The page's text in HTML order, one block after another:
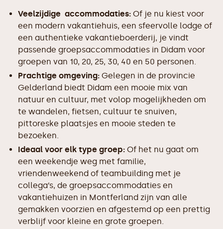
Veelzijdige accommodaties: Of je nu kiest voor
een modern vakantiehuis, een sfeervolle lodge of
een authentieke vakantieboerderij, je vindt
passende groepsaccommodaties in Didam voor
groepen van 10, 20, 25, 30, 40 en 50 personen.
Prachtige omgeving: Gelegen in de provincie
Gelderland biedt Didam een mooie mix van
natuur en cultuur, met volop mogelijkheden om
te wandelen, fietsen, cultuur te snuiven,
pittoreske plaatsjes en mooie steden te
bezoeken.
Ideaal voor elk type groep: Of het nu gaat om
een weekendje weg met familie,
vriendenweekend of teambuilding met je
collega’s, de groepsaccommodaties en
vakantiehuizen in Montferland zijn van alle
gemakken voorzien en afgestemd op een prettig
verblijf voor kleine en grote groepen.